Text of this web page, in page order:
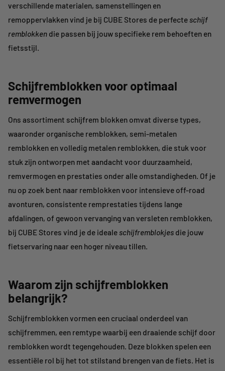
verschillende materialen, samenstellingen en
remoppervlakken vind je bij CUBE Stores de perfecteschijf
remblokken die passen bij jouw specifieke rem behoeften en
fietsstijl.
Schijfremblokken voor optimaal
remvermogen
Ons assortiment schijfrem blokken omvat diverse types,
waaronder organische remblokken, semi-metalen
remblokken en volledig metalen remblokken, die stuk voor
stuk zijn ontworpen met aandacht voor duurzaamheid,
remvermogen en prestaties onder alle omstandigheden. Of je
nu op zoek bent naar remblokken voor intensieve off-road
avonturen, consistente remprestaties tijdens lange
afdalingen, of gewoon vervanging van versleten remblokken,
bij CUBE Stores vind je de idealeschijfremblokjes die jouw
fietservaring naar een hoger niveau tillen.
Waarom zijn schijfremblokken
belangrijk?
Schijfremblokken vormen een cruciaal onderdeel van
schijfremmen, een remtype waarbij een draaiende schijf door
remblokken wordt tegengehouden. Deze blokken spelen een
essentiële rol bij het tot stilstand brengen van de fiets. Het is